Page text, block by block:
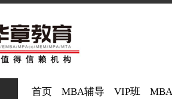
首页 MBA辅导 VIP班